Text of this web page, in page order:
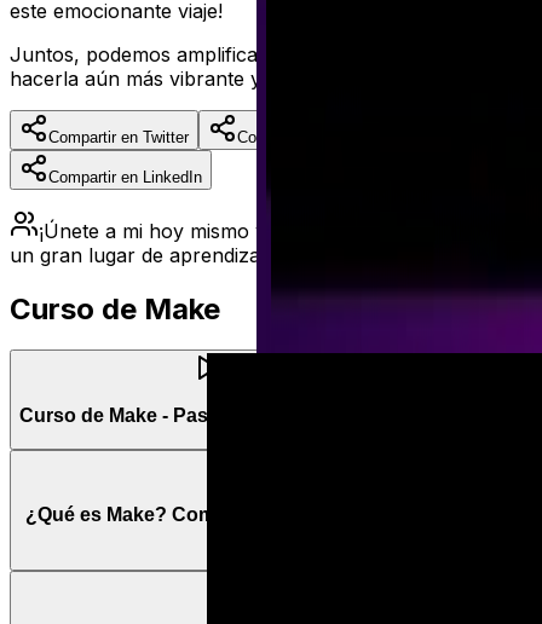
este emocionante viaje!
Juntos, podemos amplificar nuestra comunidad y
hacerla aún más vibrante y diversa.
Compartir en Twitter Compartir en Facebook
Compartir en LinkedIn
¡Únete a mi hoy mismo y hagamos de este espacio
un gran lugar de aprendizaje!
Curso de Make
Curso de Make - Paso a paso en español
¿Qué es Make? Como automatizar procesos - Tutorial